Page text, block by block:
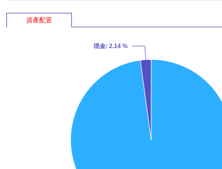
資產配置
現金: 2.14 %